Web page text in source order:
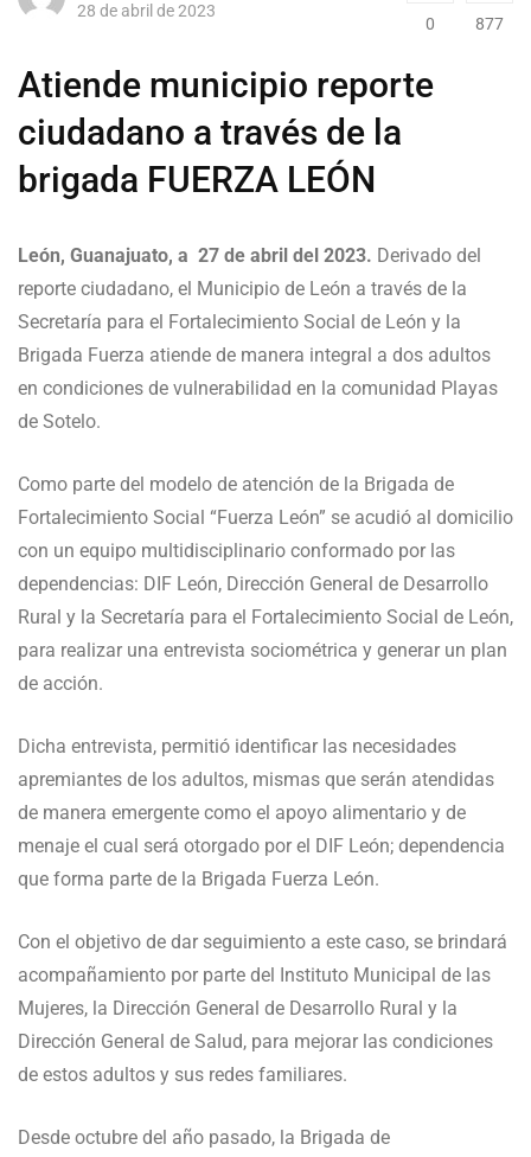
28 de abril de 2023
0 877
Atiende municipio reporte
ciudadano a través de la
brigada FUERZA LEÓN
León, Guanajuato, a 27 de abril del 2023. Derivado del
reporte ciudadano, el Municipio de León a través de la
Secretaría para el Fortalecimiento Social de León y la
Brigada Fuerza atiende de manera integral a dos adultos
en condiciones de vulnerabilidad en la comunidad Playas
de Sotelo.
Como parte del modelo de atención de la Brigada de
Fortalecimiento Social “Fuerza León” se acudió al domicilio
con un equipo multidisciplinario conformado por las
dependencias: DIF León, Dirección General de Desarrollo
Rural y la Secretaría para el Fortalecimiento Social de León,
para realizar una entrevista sociométrica y generar un plan
de acción.
Dicha entrevista, permitió identificar las necesidades
apremiantes de los adultos, mismas que serán atendidas
de manera emergente como el apoyo alimentario y de
menaje el cual será otorgado por el DIF León; dependencia
que forma parte de la Brigada Fuerza León.
Con el objetivo de dar seguimiento a este caso, se brindará
acompañamiento por parte del Instituto Municipal de las
Mujeres, la Dirección General de Desarrollo Rural y la
Dirección General de Salud, para mejorar las condiciones
de estos adultos y sus redes familiares.
Desde octubre del año pasado, la Brigada de